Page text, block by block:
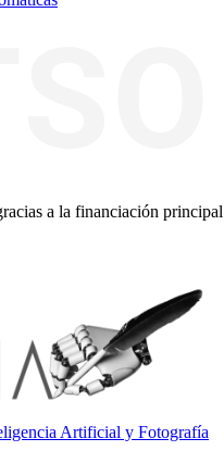
a la financiación principal
Artificial y Fotografía